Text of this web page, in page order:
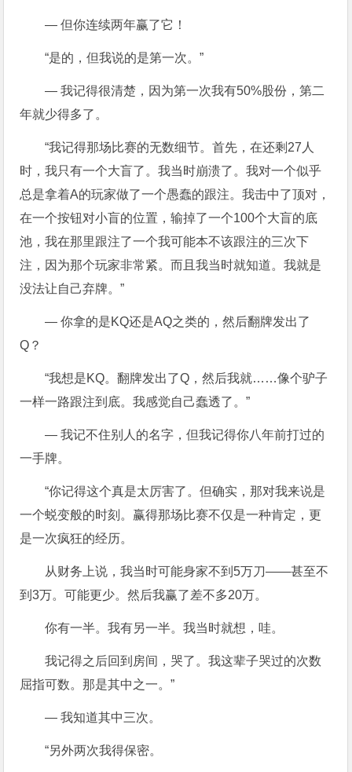
— 但你连续两年赢了它！
“是的，但我说的是第一次。”
— 我记得很清楚，因为第一次我有50%股份，第二
年就少得多了。
“我记得那场比赛的无数细节。首先，在还剩27人
时，我只有一个大盲了。我当时崩溃了。我对一个似乎
总是拿着A的玩家做了一个愚蠢的跟注。我击中了顶对，
在一个按钮对小盲的位置，输掉了一个100个大盲的底
池，我在那里跟注了一个我可能本不该跟注的三次下
注，因为那个玩家非常紧。而且我当时就知道。我就是
没法让自己弃牌。”
— 你拿的是KQ还是AQ之类的，然后翻牌发出了
Q？
“我想是KQ。翻牌发出了Q，然后我就……像个驴子
一样一路跟注到底。我感觉自己蠢透了。”
— 我记不住别人的名字，但我记得你八年前打过的
一手牌。
“你记得这个真是太厉害了。但确实，那对我来说是
一个蜕变般的时刻。赢得那场比赛不仅是一种肯定，更
是一次疯狂的经历。
从财务上说，我当时可能身家不到5万刀——甚至不
到3万。可能更少。然后我赢了差不多20万。
你有一半。我有另一半。我当时就想，哇。
我记得之后回到房间，哭了。我这辈子哭过的次数
屈指可数。那是其中之一。”
— 我知道其中三次。
“另外两次我得保密。